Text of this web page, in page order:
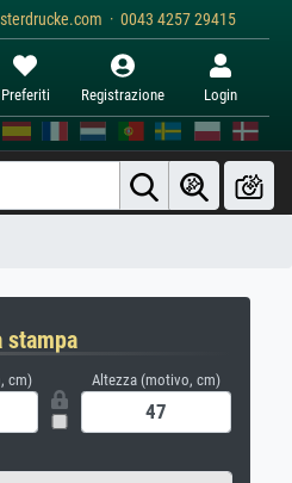
· 0043 4257 29415
Preferiti Registrazione Login
stampa
cm) Altezza (motivo, cm)